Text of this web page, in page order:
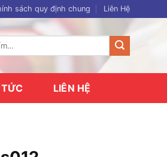
sách quy định chung Liên Hệ
LIÊN HỆ